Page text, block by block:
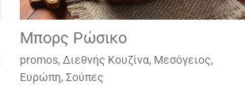
Μπορς Ρώσικο
promos, Διεθνής Κουζίνα, Μεσόγειος,
Ευρώπη, Σούπες